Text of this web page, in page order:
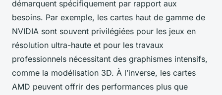
démarquent spécifiquement par rapport aux
besoins. Par exemple, les cartes haut de gamme de
NVIDIA sont souvent privilégiées pour les jeux en
résolution ultra-haute et pour les travaux
professionnels nécessitant des graphismes intensifs,
comme la modélisation 3D. À l’inverse, les cartes
AMD peuvent offrir des performances plus que